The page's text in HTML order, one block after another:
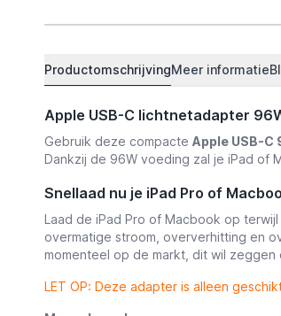
ProductomschrijvingMeer informatie
Apple USB-C lichtnetadapter
Gebruik deze compacte Apple USB-C
Dankzij de 96W voeding zal je iPad of
Snellaad nu je iPad Pro of
Laad de iPad Pro of Macbook op
overmatige stroom, oververhitting en
momenteel op de markt, dit wil
LET OP: Deze adapter is alleen